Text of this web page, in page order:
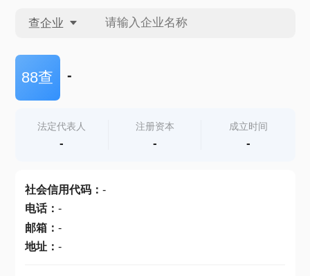
查企业
查企业
查产地
88查 -
法定代表人
-
注册资本
-
成立时间
-
社会信用代码： -
电话： -
邮箱： -
地址： -